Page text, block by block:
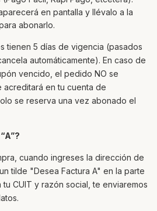
en pantalla y llévalo a la
abonarlo.
tienen 5 días de vigencia (pasados
automáticamente). En caso de
vencido, el pedido NO se
en tu cuenta de
se reserva una vez abonado el
cuando ingreses la dirección de
tilde "Desea Factura A" en la parte
CUIT y razón social, te enviaremos